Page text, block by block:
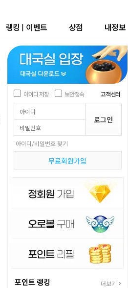
랭킹 | 이벤트 상점 내정보
아이디 저장 보안접속 고객센터
아이디/비밀번호 찾기
무료회원가입
포인트 랭킹 더보기